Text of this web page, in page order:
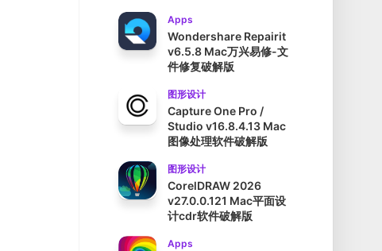
Apps
Wondershare Repairit
v6.5.8 Mac万兴易修-文
件修复破解版
图形设计
Capture One Pro /
Studio v16.8.4.13 Mac
图像处理软件破解版
图形设计
CorelDRAW 2026
v27.0.0.121 Mac平面设
计cdr软件破解版
Apps